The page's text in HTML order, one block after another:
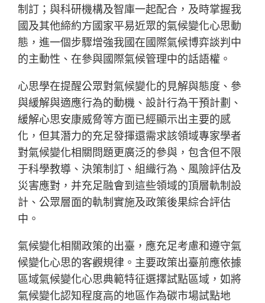
制訂；與科研機構及智庫一起配合，及時掌握我
國及其他締約方國家平易近眾的氣候變化心思動
態，進一個步驟增強我國在國際氣候博弈談判中
的主動性、在參與國際氣候管理中的話語權。
心思學在提醒公眾對氣候變化的見解與態度、參
與緩解與適應行為的動機、設計行為干預計劃、
緩解心思安康威脅等方面已經顯示出主要的感
化，但其潛力的充足發揮還需求該領域專家學者
對氣候變化相關問題更廣泛的參與，包含但不限
于科學教導、決策制訂、組織行為、風險評估及
災害應對，并充足融會到這些領域的頂層軌制設
計、公眾層面的軌制實施及政策後果綜合評估
中。
氣候變化相關政策的出臺，應充足考慮和遵守氣
候變化心思的客觀規律。主要政策出臺前應依據
區域氣候變化心思典範特征選擇試點區域，如將
氣候變化認知程度高的地區作為碳市場試點地